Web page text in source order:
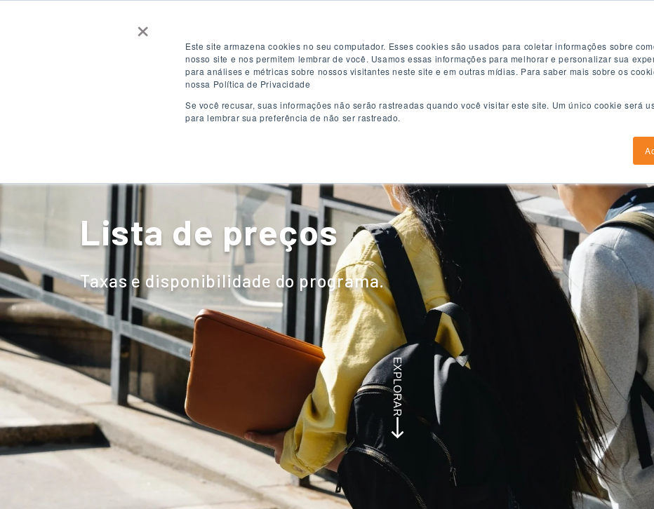
×
Este site armazena cookies no seu computador. Esses cookies são usados ​​para coletar informações sobre
nosso site e nos permitem lembrar de você. Usamos essas informações para melhorar e personalizar sua
para análises e métricas sobre nossos visitantes neste site e em outras mídias. Para saber mais sobre os
nossa Política de Privacidade
Se você recusar, suas informações não serão rastreadas quando você visitar este site. Um único cookie será
para lembrar sua preferência de não ser rastreado.
PT-BR
Destinos Programas de Inglês
Lista de preços
Taxas e disponibilidade do programa.
EXPLORAR